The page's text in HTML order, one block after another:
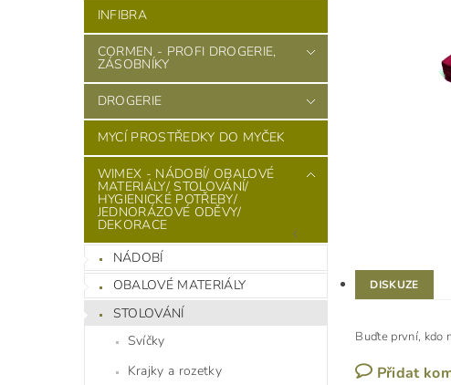
INFIBRA
CORMEN - PROFI DROGERIE,
ZÁSOBNÍKY
DROGERIE
MYCÍ PROSTŘEDKY DO MYČEK
WIMEX - NÁDOBÍ/ OBALOVÉ
MATERIÁLY/ STOLOVÁNÍ/
HYGIENICKÉ POTŘEBY/
JEDNORÁZOVÉ ODĚVY/
DEKORACE
NÁDOBÍ
OBALOVÉ MATERIÁLY
STOLOVÁNÍ
Svíčky
Krajky a rozetky
DISKUZE
Buďte první, kdo
Přidat